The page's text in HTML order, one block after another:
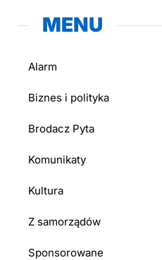
MENU
Alarm
Biznes i polityka
Brodacz Pyta
Komunikaty
Kultura
Z samorządów
Sponsorowane